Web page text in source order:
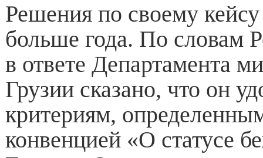
Решения по своему
больше года. По словам
в ответе Департамента
Грузии сказано, что он
критериям,
конвенцией «О статусе